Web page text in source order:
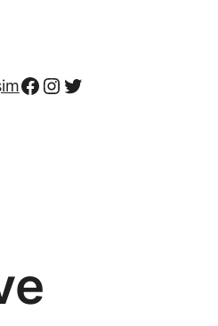
Facebook
Instagram
Twitter